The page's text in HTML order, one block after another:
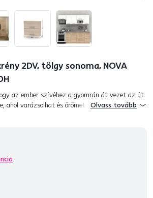
2DV, tölgy sonoma, NOVA
az ember szívéhez a gyomrán át vezet az út.
ahol varázsolhat és örömet okozhat az egész
Olvass tovább